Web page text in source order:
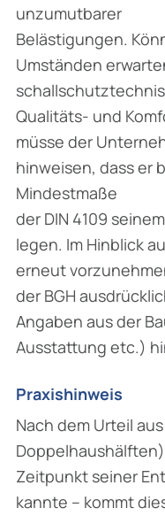
unzumutbarer
Belästigungen.
Umständen
Qualitäts- und
müsse der
hinweisen, dass er
Mindestmaße
der DIN 4109
legen. Im Hinblick
erneut
der BGH
Angaben aus der
Ausstattung etc.)
Praxishinweis
Nach dem Urteil
Doppelhaushälften)
Zeitpunkt seiner
kannte – kommt